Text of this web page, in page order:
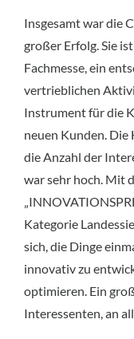
Insgesamt war die
großer Erfolg. Sie
Fachmesse, ein
vertrieblichen
Instrument für die
neuen Kunden. Die
die Anzahl der
war sehr hoch. Mit
Kategorie
sich, die Dinge
innovativ zu
optimieren. Ein
Interessenten, an